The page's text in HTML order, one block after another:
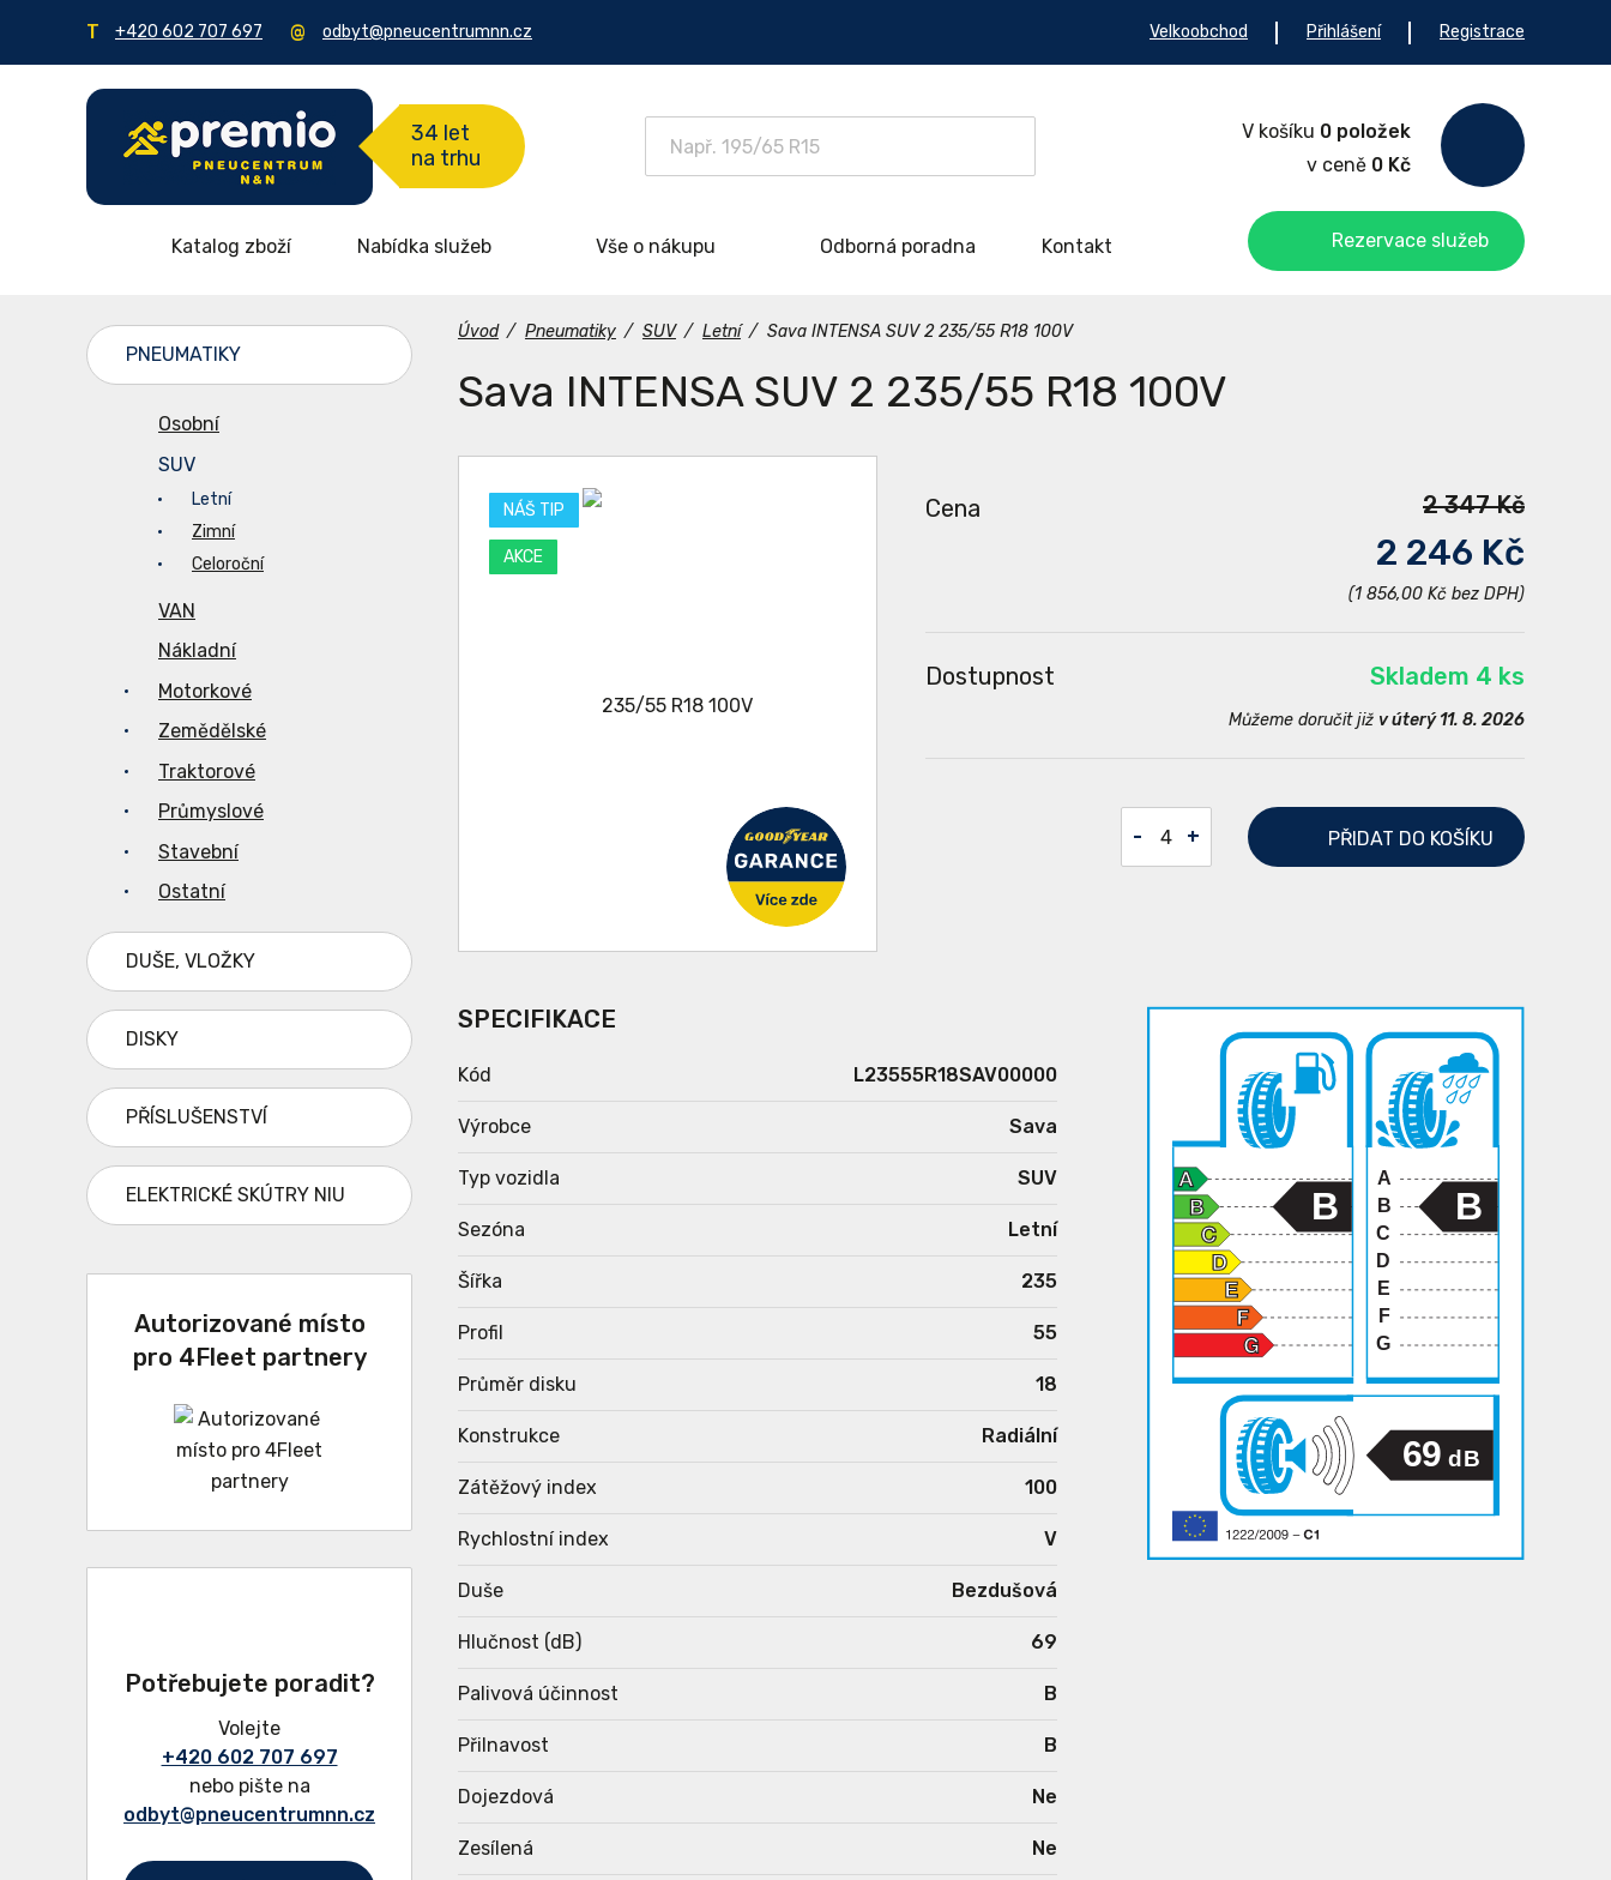
+420 602 707 697 odbyt@pneucentrumnn.cz Velkoobchod Přihlášení Registrace
34 let
na trhu
V košíku 0 položek
v ceně 0 Kč
Katalog zboží Nabídka služeb Vše o nákupu Odborná poradna Kontakt Rezervace služeb
Úvod / Pneumatiky / SUV / Letní / Sava INTENSA SUV 2 235/55 R18 100V
Sava INTENSA SUV 2 235/55 R18 100V
NÁŠ TIP
AKCE
Cena 2 347 Kč
2 246 Kč
(1 856,00 Kč bez DPH)
Dostupnost Skladem 4 ks
Můžeme doručit již v úterý 11. 8. 2026
- + PŘIDAT DO KOŠÍKU
SPECIFIKACE
Kód L23555R18SAV00000
Výrobce Sava
Typ vozidla SUV
Sezóna Letní
Šířka 235
Profil 55
Průměr disku 18
Konstrukce Radiální
Zátěžový index 100
Rychlostní index V
Duše Bezdušová
Hlučnost (dB) 69
Palivová účinnost B
Přilnavost B
Dojezdová Ne
Zesílená Ne
A
B
C
D
E
F
G
69 dB
B B
PNEUMATIKY
Osobní
SUV
Letní
Zimní
Celoroční
VAN
Nákladní
Motorkové
Zemědělské
Traktorové
Průmyslové
Stavební
Ostatní
DUŠE, VLOŽKY
DISKY
PŘÍSLUŠENSTVÍ
ELEKTRICKÉ SKÚTRY NIU
Autorizované místo
pro 4Fleet partnery
Potřebujete poradit?
Volejte
+420 602 707 697
nebo pište na
odbyt@pneucentrumnn.cz